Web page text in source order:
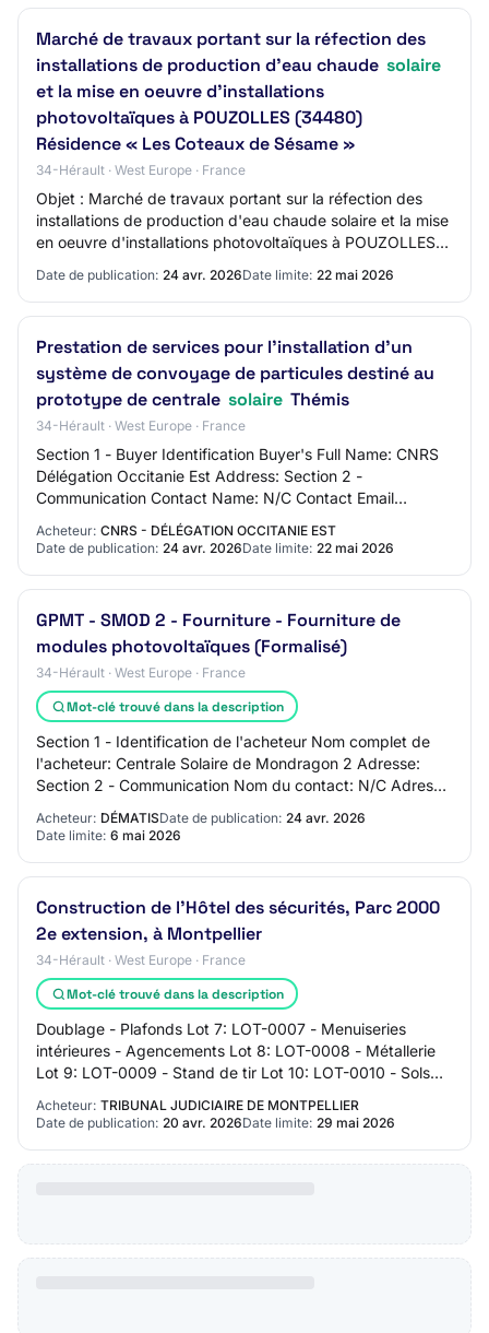
Marché de travaux portant sur la réfection des
installations de production d'eau chaude solaire
et la mise en oeuvre d'installations
photovoltaïques à POUZOLLES (34480)
Résidence « Les Coteaux de Sésame »
34-Hérault · West Europe · France
Objet : Marché de travaux portant sur la réfection des
installations de production d'eau chaude solaire et la mise
en oeuvre d'installations photovoltaïques à POUZOLLES
Date de publication: 24 avr. 2026Date limite: 22 mai 2026
Prestation de services pour l'installation d'un
système de convoyage de particules destiné au
prototype de centrale solaire Thémis
34-Hérault · West Europe · France
Section 1 - Buyer Identification Buyer's Full Name: CNRS
Délégation Occitanie Est Address: Section 2 -
Communication Contact Name: N/C Contact Email
Address: N/C Contact Phone Number: N/C Section 3 -…
Acheteur: CNRS - DÉLÉGATION OCCITANIE EST
Date de publication: 24 avr. 2026Date limite: 22 mai 2026
GPMT - SMOD 2 - Fourniture - Fourniture de
modules photovoltaïques (Formalisé)
34-Hérault · West Europe · France
Mot-clé trouvé dans la description
Section 1 - Identification de l'acheteur Nom complet de
l'acheteur: Centrale Solaire de Mondragon 2 Adresse:
Section 2 - Communication Nom du contact: N/C Adresse
mail du contact: N/C Numéro de télép…
Acheteur: DÉMATISDate de publication: 24 avr. 2026
Date limite: 6 mai 2026
Construction de l'Hôtel des sécurités, Parc 2000
2e extension, à Montpellier
34-Hérault · West Europe · France
Mot-clé trouvé dans la description
Doublage - Plafonds Lot 7: LOT-0007 - Menuiseries
intérieures - Agencements Lot 8: LOT-0008 - Métallerie
Lot 9: LOT-0009 - Stand de tir Lot 10: LOT-0010 - Sols
Acheteur: TRIBUNAL JUDICIAIRE DE MONTPELLIER
Date de publication: 20 avr. 2026Date limite: 29 mai 2026